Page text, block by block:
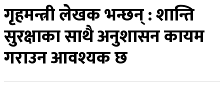
गृहमन्त्री लेखक भन्छन् : शान्ति
सुरक्षाका साथै अनुशासन कायम
गराउन आवश्यक छ